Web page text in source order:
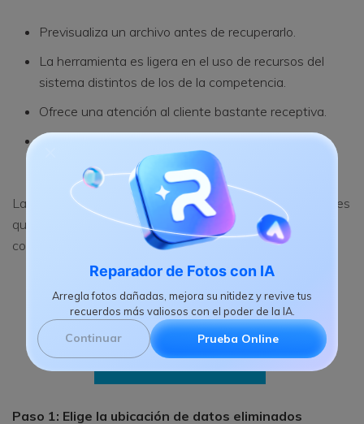
Reparador de Fotos con IA
Arregla fotos dañadas, mejora su nitidez y revive tus
recuerdos más valiosos con el poder de la IA.
Continuar Prueba Online
Previsualiza un archivo antes de recuperarlo.
La herramienta es ligera en el uso de recursos del
sistema distintos de los de la competencia.
Ofrece una atención al cliente bastante receptiva.
Una función de exploración profunda garantiza la
posibilidad de recuperar todos los archivos.
La herramienta es fácil de usar y ofrece todas las opciones
que se explican por símismas. Puedes seguir los pasos a
continuación para continuar con el proceso.
Descarga | Windows
Descarga | Mac
Paso 1: Elige la ubicación de datos eliminados